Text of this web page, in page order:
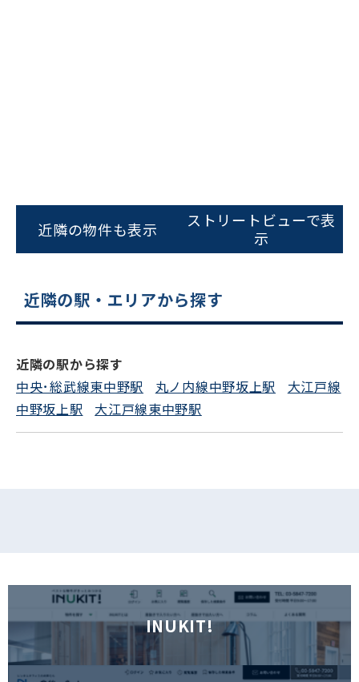
フォームでお問い合わせ
近隣の物件も表示
ストリートビューで表
示
近隣の駅・エリアから探す
近隣の駅から探す
中央･総武線東中野駅
丸ノ内線中野坂上駅
大江戸線
中野坂上駅
大江戸線東中野駅
INUKIT!